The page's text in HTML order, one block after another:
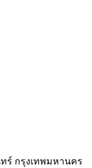
ร์ กรุงเทพมหานคร